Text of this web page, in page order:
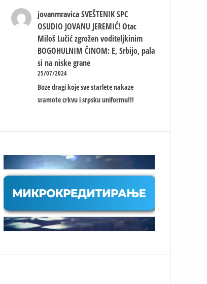
jovanmravica SVEŠTENIK SPC
OSUDIO JOVANU JEREMIĆ! Otac
Miloš Lučić zgrožen voditeljkinim
BOGOHULNIM ČINOM: E, Srbijo, pala
si na niske grane
25/07/2024
Boze dragi koje sve starlete nakaze
sramote crkvu i srpsku uniformu!!!